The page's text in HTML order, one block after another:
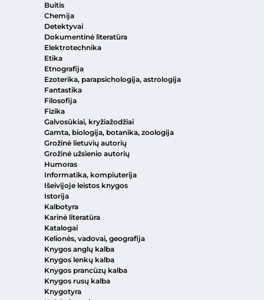
Buitis
Chemija
Detektyvai
Dokumentinė literatūra
Elektrotechnika
Etika
Etnografija
Ezoterika, parapsichologija, astrologija
Fantastika
Filosofija
Fizika
Galvosūkiai, kryžiažodžiai
Gamta, biologija, botanika, zoologija
Grožinė lietuvių autorių
Grožinė užsienio autorių
Humoras
Informatika, kompiuterija
Išeivijoje leistos knygos
Istorija
Kalbotyra
Karinė literatūra
Katalogai
Kelionės, vadovai, geografija
Knygos anglų kalba
Knygos lenkų kalba
Knygos prancūzų kalba
Knygos rusų kalba
Knygotyra